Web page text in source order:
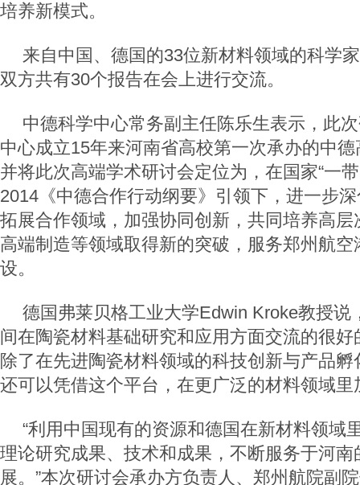
培养新模式。
来自中国、德国的33位新材料领域的科学
双方共有30个报告在会上进行交流。
中德科学中心常务副主任陈乐生表示，此
中心成立15年来河南省高校第一次承办的中
并将此次高端学术研讨会定位为，在国家“一
2014 《中德合作行动纲要》引领下，进一步
拓展合作领域，加强协同创新，共同培养高
高端制造等领域取得新的突破，服务郑州航
设。
德国弗莱贝格工业大学Edwin Kroke教授说
间在陶瓷材料基础研究和应用方面交流的很
除了在先进陶瓷材料领域的科技创新与产品
还可以凭借这个平台，在更广泛的材料领域里
“利用中国现有的资源和德国在新材料领域
理论研究成果、技术和成果，不断服务于河南
展。”本次研讨会承办方负责人、郑州航院副